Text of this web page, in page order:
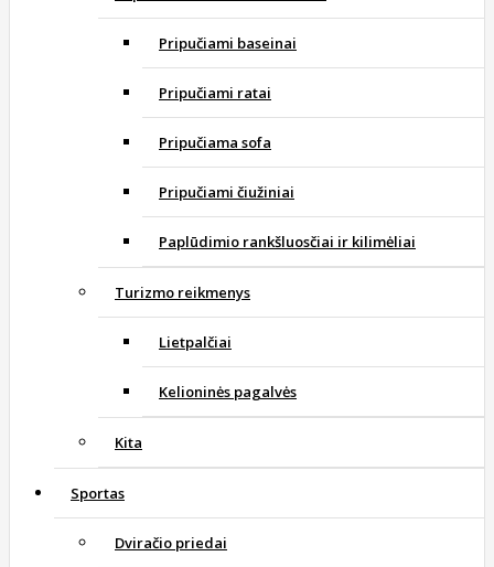
Pripučiami baseinai
Pripučiami ratai
Pripučiama sofa
Pripučiami čiužiniai
Paplūdimio rankšluosčiai ir kilimėliai
Turizmo reikmenys
Lietpalčiai
Kelioninės pagalvės
Kita
Sportas
Dviračio priedai